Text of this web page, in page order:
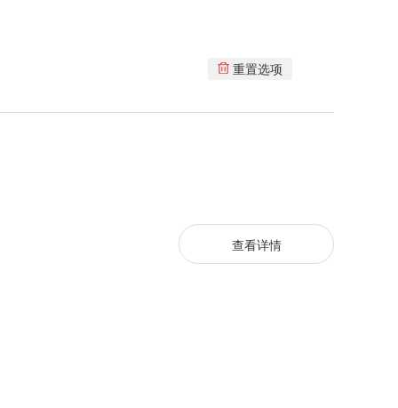
重置选项
查看详情